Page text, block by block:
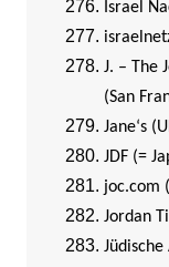
Israel
J. – The
(San
Jane‘s
JDF (=
joc.com
Jordan